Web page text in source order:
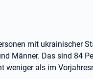
mit ukrainischer
Männer. Das sind 84
weniger als im